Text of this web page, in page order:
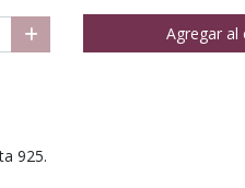
Agregar al
925.